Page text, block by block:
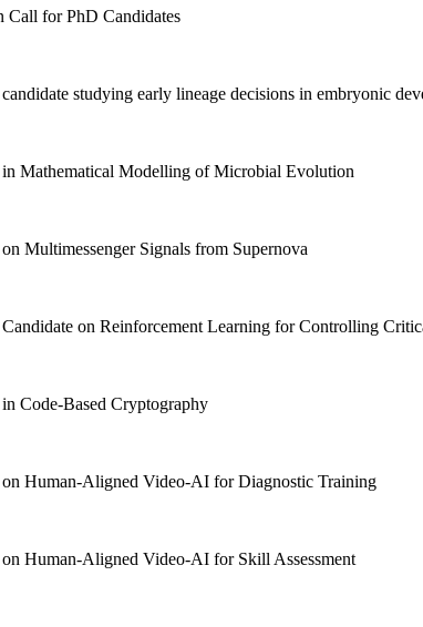
Call for PhD Candidates
studying early lineage decisions in embryonic
Mathematical Modelling of Microbial Evolution
Multimessenger Signals from Supernova
on Reinforcement Learning for Controlling
Code-Based Cryptography
Human-Aligned Video-AI for Diagnostic Training
Human-Aligned Video-AI for Skill Assessment